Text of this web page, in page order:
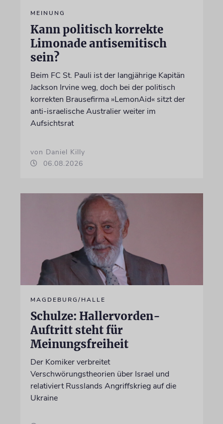
MEINUNG
Kann politisch korrekte
Limonade antisemitisch
sein?
Beim FC St. Pauli ist der langjährige Kapitän
Jackson Irvine weg, doch bei der politisch
korrekten Brausefirma »LemonAid« sitzt der
anti-israelische Australier weiter im
Aufsichtsrat
von Daniel Killy
06.08.2026
MAGDEBURG/HALLE
Schulze: Hallervorden-
Auftritt steht für
Meinungsfreiheit
Der Komiker verbreitet
Verschwörungstheorien über Israel und
relativiert Russlands Angriffskrieg auf die
Ukraine